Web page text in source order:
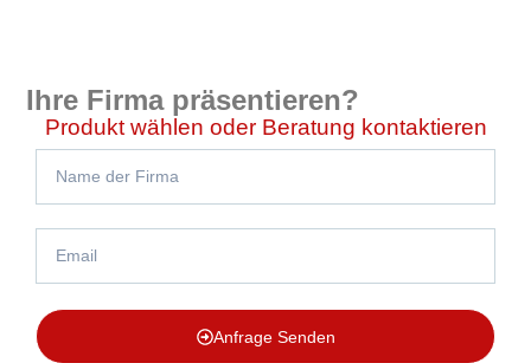
Ihre Firma präsentieren?
Produkt wählen oder Beratung kontaktieren
Anfrage Senden